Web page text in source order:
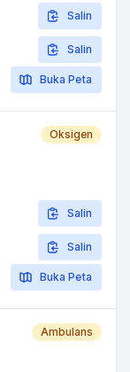
Salin
Salin
Buka Peta
Oksigen
Salin
Salin
Buka Peta
Ambulans